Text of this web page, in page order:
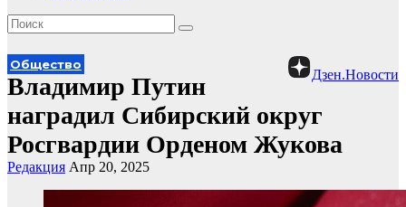
Дзен.Новости
Общество
Владимир Путин
наградил Сибирский округ
Росгвардии Орденом Жукова
Редакция Апр 20, 2025